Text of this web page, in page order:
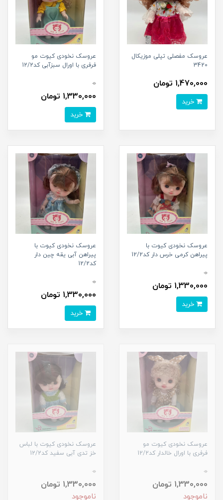
عروسک مفصلی تپلی موزیکال
3420
1,470,000 تومان
عروسک نخودی کیوت مو
فرفری با اورال سبزآبی کد12/2
0
1,330,000 تومان
عروسک نخودی کیوت با
پیراهن کرمی خرس دار کد12/2
0
1,330,000 تومان
عروسک نخودی کیوت با
پیراهن آبی یقه چین دار
کد12/2
0
1,330,000 تومان
عروسک نخودی کیوت مو
فرفری با اورال خالدار کد12/2
0
1,330,000 تومان
ناموجود
عروسک نخودی کیوت با لباس
خز تدی آبی سفید کد12/2
0
1,330,000 تومان
ناموجود